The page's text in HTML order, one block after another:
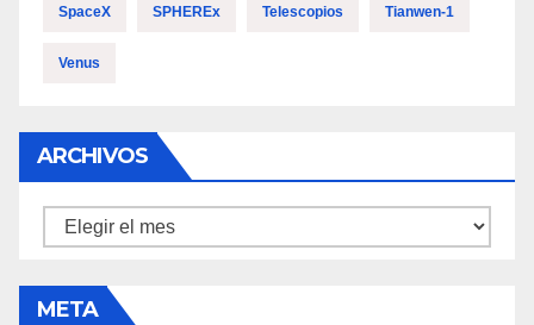
SpaceX SPHEREx Telescopios Tianwen-1
Venus
ARCHIVOS
Archivos
META